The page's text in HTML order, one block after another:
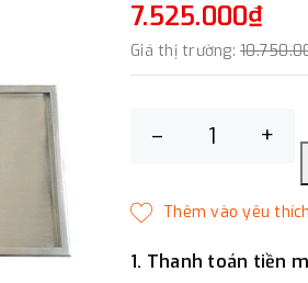
7.525.000₫
Giá thị trường:
– +
1. Thanh toán tiền